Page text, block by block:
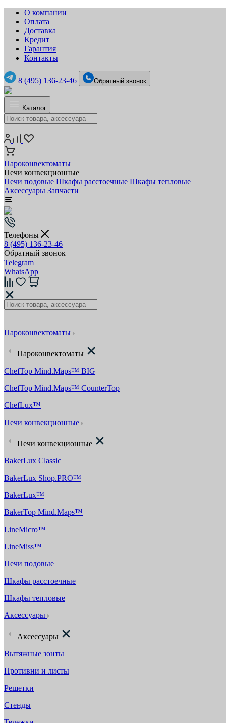
О компании
Оплата
Доставка
Кредит
Гарантия
Контакты
8 (495) 136-23-46 Обратный звонок
Каталог
Пароконвектоматы
Печи конвекционные
Печи подовые Шкафы расстоечные Шкафы тепловые
Аксессуары Запчасти
Телефоны
8 (495) 136-23-46
Обратный звонок
Telegram
WhatsApp
Пароконвектоматы
Пароконвектоматы
ChefTop Mind.Maps™ BIG
ChefTop Mind.Maps™ CounterTop
ChefLux™
Печи конвекционные
Печи конвекционные
BakerLux Classic
BakerLux Shop.PRO™
BakerLux™
BakerTop Mind.Maps™
LineMicro™
LineMiss™
Печи подовые
Шкафы расстоечные
Шкафы тепловые
Аксессуары
Аксессуары
Вытяжные зонты
Противни и листы
Решетки
Стенды